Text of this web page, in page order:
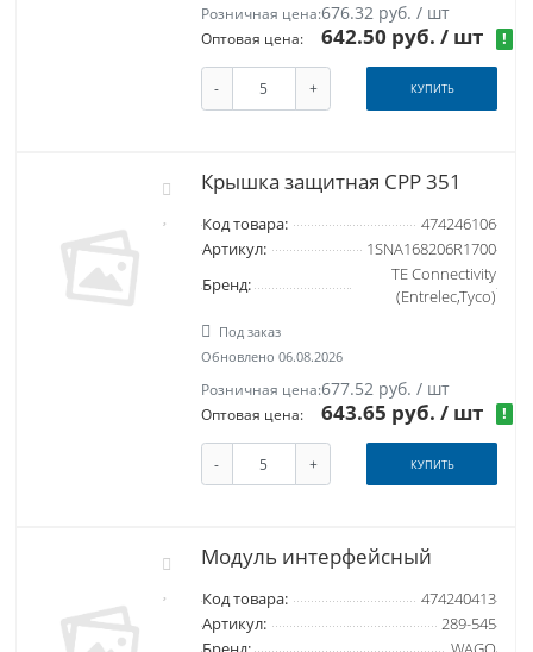
Розничная цена:676.32 руб. / шт
Оптовая цена: 642.50 руб./ шт !
- + КУПИТЬ
Крышка защитная CPP 351
Код товара:
474246106
Артикул:
1SNA168206R1700
Бренд:
TE Connectivity
(Entrelec,Tyco)
Под заказ
Обновлено 06.08.2026
Розничная цена:677.52 руб. / шт
Оптовая цена: 643.65 руб./ шт !
- + КУПИТЬ
Модуль интерфейсный
Код товара:
474240413
Артикул:
289-545